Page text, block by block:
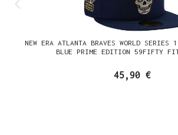
NEW ERA ATLANTA BRAVES WORLD SERIES
BLUE PRIME EDITION 59FIFTY
45,90 €